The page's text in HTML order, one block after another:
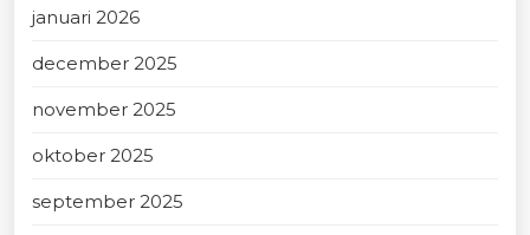
januari 2026
december 2025
november 2025
oktober 2025
september 2025